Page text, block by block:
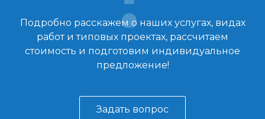
Подробно расскажем о наших услугах, видах
работ и типовых проектах, рассчитаем
стоимость и подготовим индивидуальное
предложение!
Задать вопрос